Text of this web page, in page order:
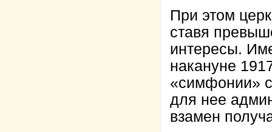
При этом
ставя
интересы.
накануне
«симфонии»
для нее
взамен